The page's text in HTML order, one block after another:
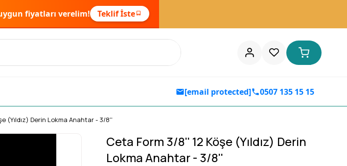
fiyatları verelim! Teklif İste
[email protected] 0507 135 15 15
(Yıldız) Derin Lokma Anahtar - 3/8''
Ceta Form 3/8'' 12 Köşe (Yıldız) Derin
Lokma Anahtar - 3/8''